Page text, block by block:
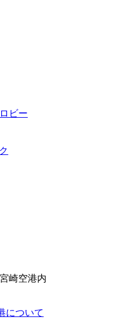
ビー
崎空港内
について